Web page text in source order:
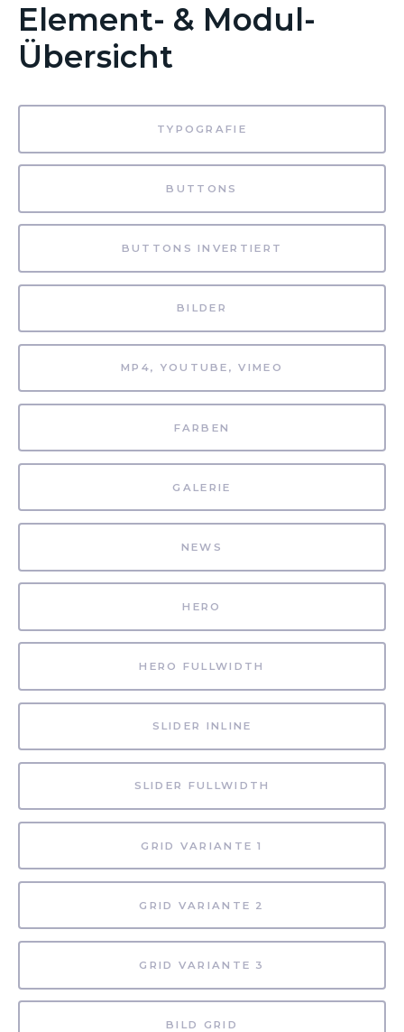
Element- & Modul-
Übersicht
TYPOGRAFIE
BUTTONS
BUTTONS INVERTIERT
BILDER
MP4, YOUTUBE, VIMEO
FARBEN
GALERIE
NEWS
HERO
HERO FULLWIDTH
SLIDER INLINE
SLIDER FULLWIDTH
GRID VARIANTE 1
GRID VARIANTE 2
GRID VARIANTE 3
BILD GRID